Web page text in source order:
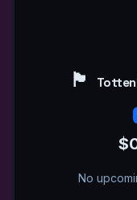
🏴󠁧󠁢󠁥󠁮󠁧󠁿
No